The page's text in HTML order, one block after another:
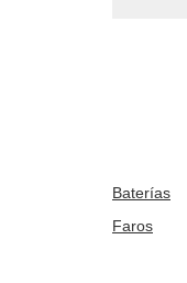
Baterías
Faros